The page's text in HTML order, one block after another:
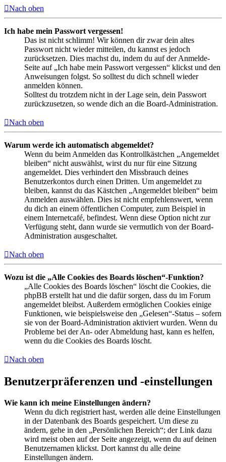
Nach oben
Ich habe mein Passwort vergessen!
Das ist nicht schlimm! Wir können dir zwar dein altes
Passwort nicht wieder mitteilen, du kannst es jedoch
zurücksetzen. Dies machst du, indem du auf der Anmelde-
Seite auf „Ich habe mein Passwort vergessen“ klickst und den
Anweisungen folgst. So solltest du dich schnell wieder
anmelden können.
Solltest du trotzdem nicht in der Lage sein, dein Passwort
zurückzusetzen, so wende dich an die Board-Administration.
Nach oben
Warum werde ich automatisch abgemeldet?
Wenn du beim Anmelden das Kontrollkästchen „Angemeldet
bleiben“ nicht auswählst, wirst du nur für eine Sitzung
angemeldet. Dies verhindert den Missbrauch deines
Benutzerkontos durch einen Dritten. Um angemeldet zu
bleiben, kannst du das Kästchen „Angemeldet bleiben“ beim
Anmelden auswählen. Dies ist nicht empfehlenswert, wenn
du dich an einem öffentlichen Computer, zum Beispiel in
einem Internetcafé, befindest. Wenn diese Option nicht zur
Verfügung steht, dann wurde sie vermutlich von der Board-
Administration ausgeschaltet.
Nach oben
Wozu ist die „Alle Cookies des Boards löschen“-Funktion?
„Alle Cookies des Boards löschen“ löscht die Cookies, die
phpBB erstellt hat und die dafür sorgen, dass du im Forum
angemeldet bleibst. Außerdem ermöglichen Cookies einige
Funktionen, wie beispielsweise den „Gelesen“-Status – sofern
sie von der Board-Administration aktiviert wurden. Wenn du
Probleme bei der An- oder Abmeldung hast, kann es helfen,
wenn du die Cookies des Boards löscht.
Nach oben
Benutzerpräferenzen und -einstellungen
Wie kann ich meine Einstellungen ändern?
Wenn du dich registriert hast, werden alle deine Einstellungen
in der Datenbank des Boards gespeichert. Um diese zu
ändern, gehe in den „Persönlichen Bereich“; der Link dazu
wird meist oben auf der Seite angezeigt, wenn du auf deinen
Benutzernamen klickst. Dort kannst du alle deine
Einstellungen ändern.